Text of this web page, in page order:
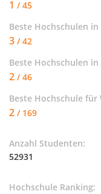
1 / 45
Beste Hochschulen
3 / 42
Beste Hochschulen
2 / 46
Beste Hochschule für
2 / 169
Anzahl Studenten:
52931
Hochschule Ranking: